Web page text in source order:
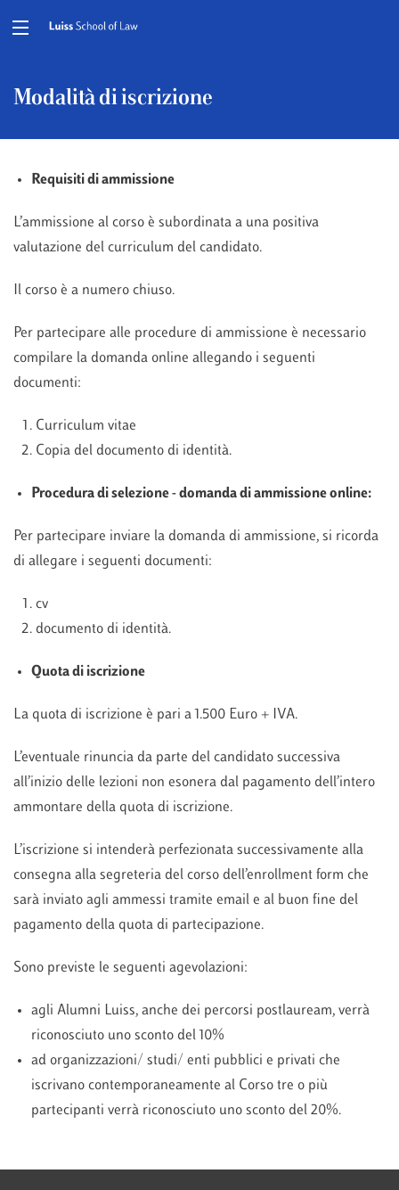
Modalità di iscrizione
Requisiti di ammissione
L’ammissione al corso è subordinata a una positiva
valutazione del curriculum del candidato.
Il corso è a numero chiuso.
Per partecipare alle procedure di ammissione è necessario
compilare la domanda online allegando i seguenti
documenti:
Curriculum vitae
Copia del documento di identità.
Procedura di selezione - domanda di ammissione online:
Per partecipare inviare la domanda di ammissione, si ricorda
di allegare i seguenti documenti:
cv
documento di identità.
Quota di iscrizione
La quota di iscrizione è pari a 1.500 Euro + IVA.
L’eventuale rinuncia da parte del candidato successiva
all’inizio delle lezioni non esonera dal pagamento dell’intero
ammontare della quota di iscrizione.
L’iscrizione si intenderà perfezionata successivamente alla
consegna alla segreteria del corso dell’enrollment form che
sarà inviato agli ammessi tramite email e al buon fine del
pagamento della quota di partecipazione.
Sono previste le seguenti agevolazioni:
agli Alumni Luiss, anche dei percorsi postlauream, verrà
riconosciuto uno sconto del 10%
ad organizzazioni/ studi/ enti pubblici e privati che
iscrivano contemporaneamente al Corso tre o più
partecipanti verrà riconosciuto uno sconto del 20%.